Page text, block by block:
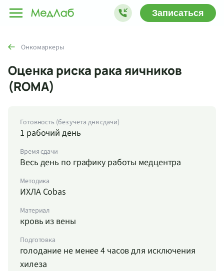
Записаться
Онкомаркеры
Оценка риска рака яичников
(ROMA)
Готовность (без учета дня сдачи)
1 рабочий день
Время сдачи
Весь день по графику работы медцентра
Методика
ИХЛА Cobas
Материал
кровь из вены
Подготовка
голодание не менее 4 часов для исключения
хилеза